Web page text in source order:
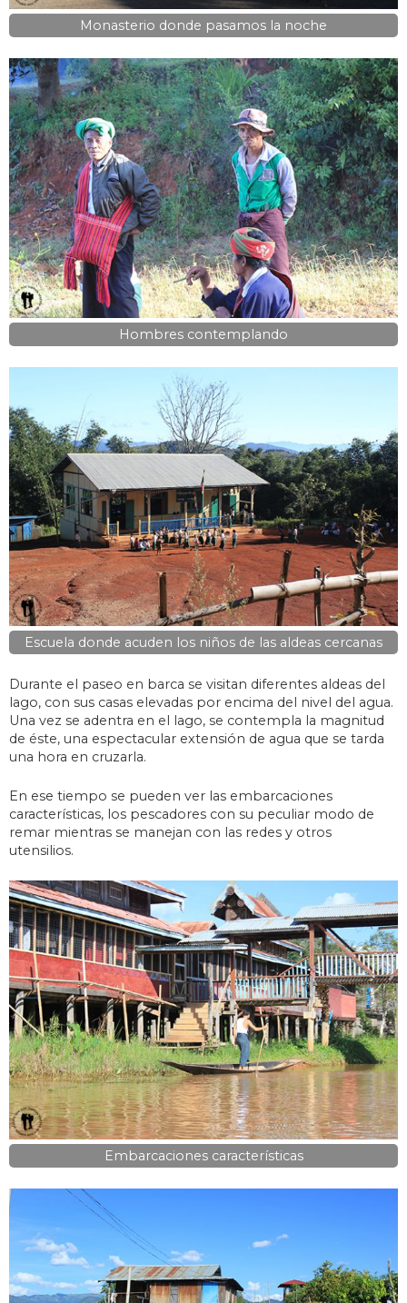
Monasterio donde pasamos la noche
Hombres contemplando
Escuela donde acuden los niños de las aldeas cercanas
Durante el paseo en barca se visitan diferentes aldeas del
lago, con sus casas elevadas por encima del nivel del agua.
Una vez se adentra en el lago, se contempla la magnitud
de éste, una espectacular extensión de agua que se tarda
una hora en cruzarla.
En ese tiempo se pueden ver las embarcaciones
características, los pescadores con su peculiar modo de
remar mientras se manejan con las redes y otros
utensilios.
Embarcaciones características